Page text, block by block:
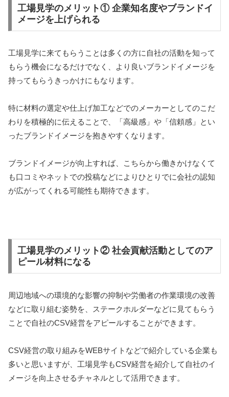
工場見学のメリット① 企業知名度やブランドイ
メージを上げられる
工場見学に来てもらうことは多くの方に自社の活動を知って
もらう機会になるだけでなく、より良いブランドイメージを
持ってもらうきっかけにもなります。
特に材料の選定や仕上げ加工などでのメーカーとしてのこだ
わりを積極的に伝えることで、「高級感」や「信頼感」とい
ったブランドイメージを抱きやすくなります。
ブランドイメージが向上すれば、こちらから働きかけなくて
も口コミやネットでの投稿などによりひとりでに会社の認知
が広がってくれる可能性も期待できます。
工場見学のメリット② 社会貢献活動としてのア
ピール材料になる
周辺地域への環境的な影響の抑制や労働者の作業環境の改善
などに取り組む姿勢を、ステークホルダーなどに見てもらう
ことで自社のCSV経営をアピールすることができます。
CSV経営の取り組みをWEBサイトなどで紹介している企業も
多いと思いますが、工場見学もCSV経営を紹介して自社のイ
メージを向上させるチャネルとして活用できます。